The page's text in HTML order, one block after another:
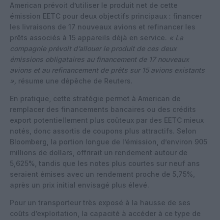
American prévoit d’utiliser le produit net de cette
émission EETC pour deux objectifs principaux : financer
les livraisons de 17 nouveaux avions et refinancer les
prêts associés à 15 appareils déjà en service. « La
compagnie prévoit d’allouer le produit de ces deux
émissions obligataires au financement de 17 nouveaux
avions et au refinancement de prêts sur 15 avions existants
», résume une dépêche de Reuters.
En pratique, cette stratégie permet à American de
remplacer des financements bancaires ou des crédits
export potentiellement plus coûteux par des EETC mieux
notés, donc assortis de coupons plus attractifs. Selon
Bloomberg, la portion longue de l’émission, d’environ 905
millions de dollars, offrirait un rendement autour de
5,625%, tandis que les notes plus courtes sur neuf ans
seraient émises avec un rendement proche de 5,75%,
après un prix initial envisagé plus élevé.
Pour un transporteur très exposé à la hausse de ses
coûts d’exploitation, la capacité à accéder à ce type de